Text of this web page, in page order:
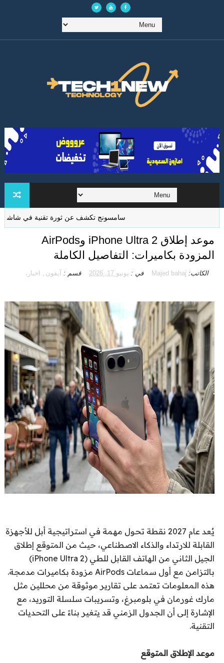
سامسونج تكشف عن ثورة تقنية في شاشات الواقع
موعد إطلاق iPhone Ultra 2 وAirPods
المزودة بكاميرات: التفاصيل الكاملة
الكاتب: Majed bahaj في : يونيو 17, 2026 قسم : آيفون , اخبار،
يُعد عام 2027 نقطة تحول مهمة في استراتيجية أبل للأجهزة
القابلة للارتداء والذكاء الاصطناعي، حيث من المتوقع إطلاق
الجيل الثاني من الهاتف القابل للطي (iPhone Ultra 2)
بالتزامن مع أول سماعات AirPods مزودة بكاميرات مدمجة.
هذه المعلومات تعتمد على تقارير موثوقة من محللين مثل
مارك غورمان في بلومبرغ، وتسريبات سلسلة التوريد، مع
الإشارة إلى أن الجدول الزمني قد يتغير بناءً على التحديات
التقنية.
موعد الإطلاق المتوقع